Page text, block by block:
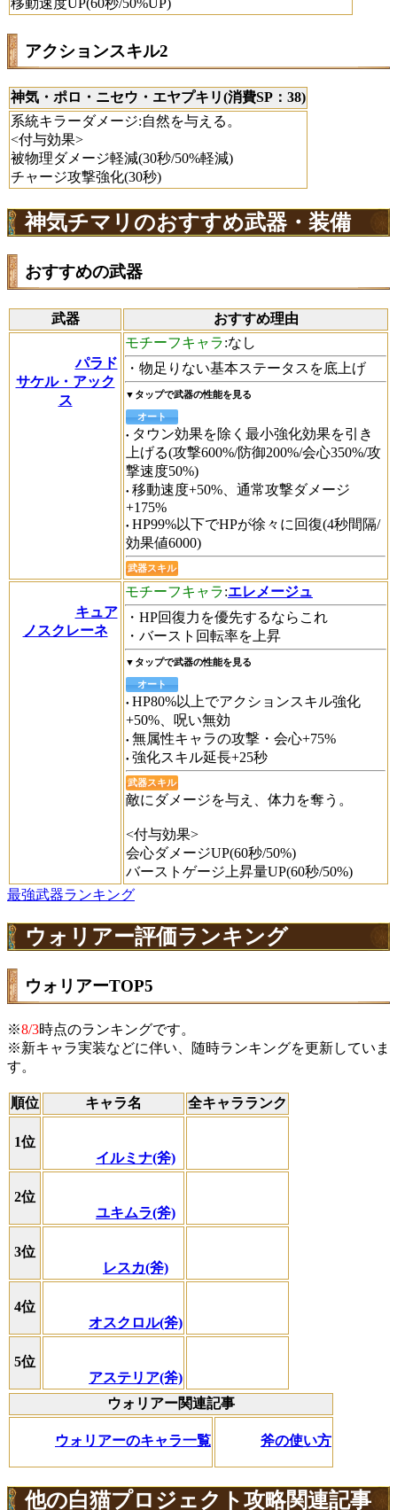
移動速度UP(60秒/50%UP)
アクションスキル2
神気・ポロ・ニセウ・エヤプキリ(消費SP：38)
系統キラーダメージ:自然を与える。
<付与効果>
被物理ダメージ軽減(30秒/50%軽減)
チャージ攻撃強化(30秒)
神気チマリのおすすめ武器・装備
おすすめの武器
武器 おすすめ理由
パラド
サケル・アック
ス
モチーフキャラ:なし
・物足りない基本ステータスを底上げ
▼タップで武器の性能を見る
オート
タウン効果を除く最小強化効果を引き
上げる(攻撃600%/防御200%/会心350%/攻
撃速度50%)
移動速度+50%、通常攻撃ダメージ
+175%
HP99%以下でHPが徐々に回復(4秒間隔/
効果値6000)
武器スキル
キュア
ノスクレーネ
モチーフキャラ:エレメージュ
・HP回復力を優先するならこれ
・バースト回転率を上昇
▼タップで武器の性能を見る
オート
HP80%以上でアクションスキル強化
+50%、呪い無効
無属性キャラの攻撃・会心+75%
強化スキル延長+25秒
武器スキル
敵にダメージを与え、体力を奪う。
<付与効果>
会心ダメージUP(60秒/50%)
バーストゲージ上昇量UP(60秒/50%)
最強武器ランキング
ウォリアー評価ランキング
ウォリアーTOP5
※8/3時点のランキングです。
※新キャラ実装などに伴い、随時ランキングを更新していま
す。
順位 キャラ名 全キャラランク
1位
イルミナ(斧)
2位
ユキムラ(斧)
3位
レスカ(斧)
4位
オスクロル(斧)
5位
アステリア(斧)
ウォリアー関連記事
ウォリアーのキャラ一覧 斧の使い方
他の白猫プロジェクト攻略関連記事